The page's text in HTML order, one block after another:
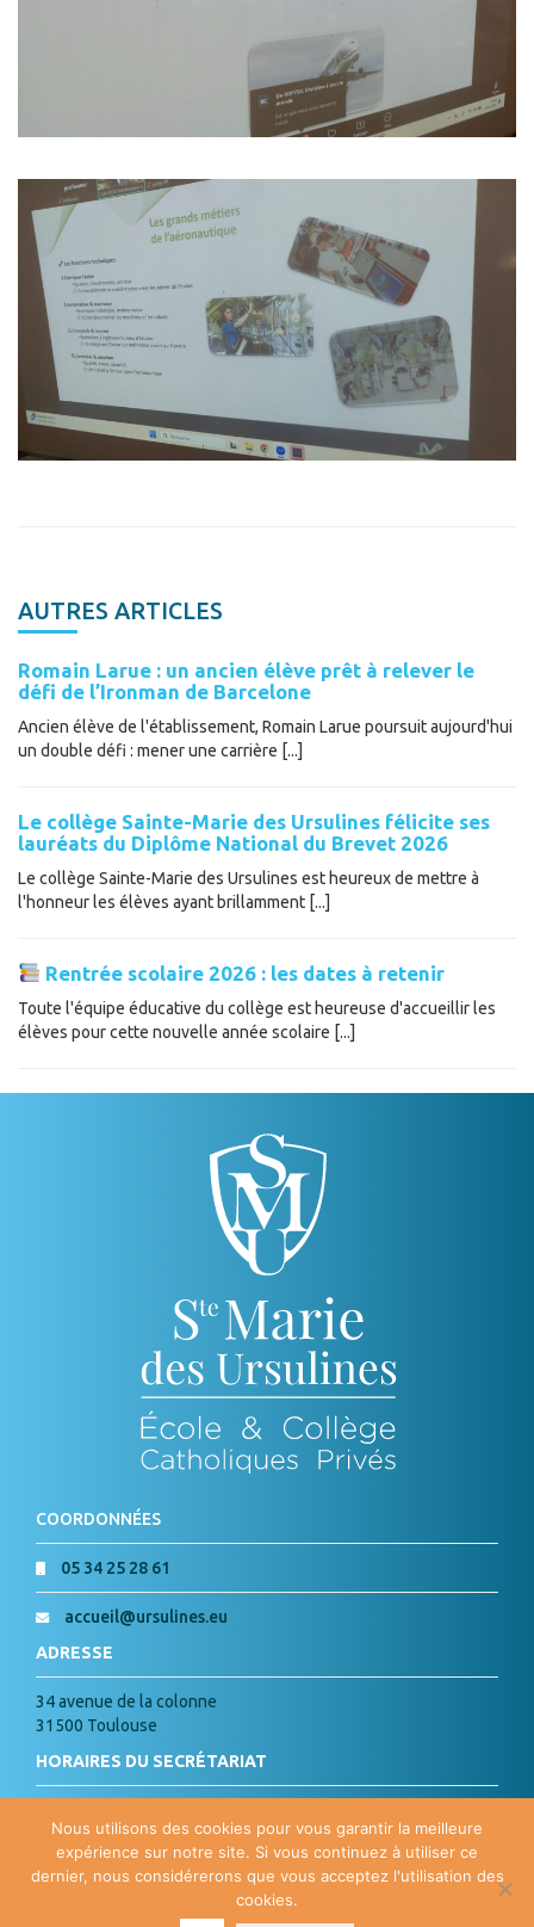
AUTRES ARTICLES
Romain Larue : un ancien élève prêt à relever le
défi de l’Ironman de Barcelone
Ancien élève de l'établissement, Romain Larue poursuit aujourd'hui
un double défi : mener une carrière [...]
Le collège Sainte-Marie des Ursulines félicite ses
lauréats du Diplôme National du Brevet 2026
Le collège Sainte-Marie des Ursulines est heureux de mettre à
l'honneur les élèves ayant brillamment [...]
Rentrée scolaire 2026 : les dates à retenir
Toute l'équipe éducative du collège est heureuse d'accueillir les
élèves pour cette nouvelle année scolaire [...]
COORDONNÉES
05 34 25 28 61
accueil@ursulines.eu
ADRESSE
34 avenue de la colonne
31500 Toulouse
HORAIRES DU SECRÉTARIAT
de 8h à 18h
Mercredi : de 8h à 15h
Nous utilisons des cookies pour vous garantir la meilleure
expérience sur notre site. Si vous continuez à utiliser ce
dernier, nous considérerons que vous acceptez l'utilisation des
cookies.